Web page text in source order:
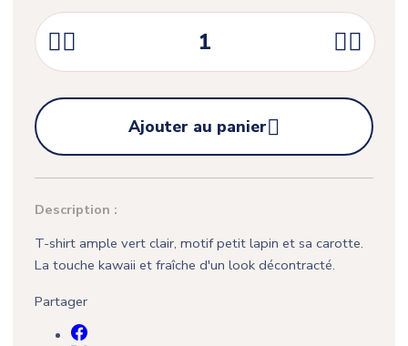
 

Ajouter au panier
Description :
T-shirt ample vert clair, motif petit lapin et sa carotte.
La touche kawaii et fraîche d'un look décontracté.
Partager